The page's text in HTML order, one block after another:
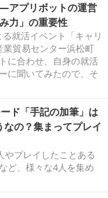
アプリボットの運営
力」の重要性
就活イベント「キャリ
貿易センター浜松町
に合わせ、自身の就活
に聞いてみたので、そ
ド「手記の加筆」は
の？集まってプレイ
やプレイしたことある
ど、様々な4人を集め